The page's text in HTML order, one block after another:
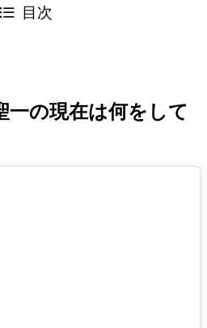
目次
一の現在は何をして